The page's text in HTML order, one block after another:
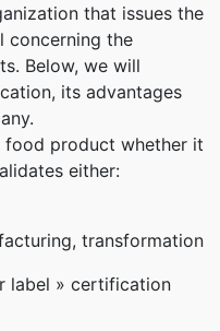
that issues the
concerning the
Below, we will
its advantages
product whether it
either:
transformation
label » certification